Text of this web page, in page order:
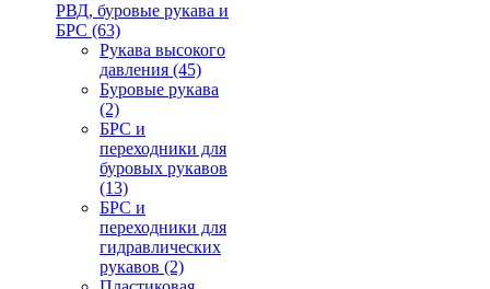
РВД, буровые рукава и
БРС (63)
Рукава высокого
давления (45)
Буровые рукава
(2)
БРС и
переходники для
буровых рукавов
(13)
БРС и
переходники для
гидравлических
рукавов (2)